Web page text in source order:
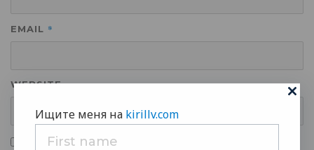
EMAIL *
WEBSITE
Ищите меня на kirillv.com